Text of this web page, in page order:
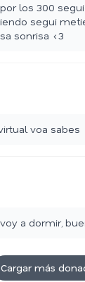
los 300
segui
sonrisa <3
voa sabes
a dormir,
Cargar más